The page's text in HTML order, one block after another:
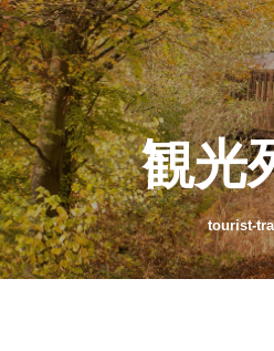
観光
tourist-